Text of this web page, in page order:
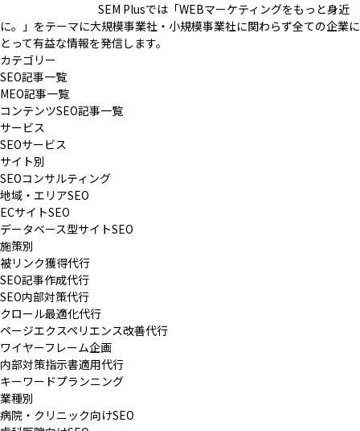
SEM Plusでは「WEBマーケティングをもっと身近
に。」をテーマに大規模事業社・小規模事業社に関わらず全ての企業に
とって有益な情報を発信します。
カテゴリー
SEO記事一覧
MEO記事一覧
コンテンツSEO記事一覧
サービス
SEOサービス
サイト別
SEOコンサルティング
地域・エリアSEO
ECサイトSEO
データベース型サイトSEO
施策別
被リンク獲得代行
SEO記事作成代行
SEO内部対策代行
クロール最適化代行
ページエクスペリエンス改善代行
ワイヤーフレーム企画
内部対策指示書適用代行
キーワードプランニング
業種別
病院・クリニック向けSEO